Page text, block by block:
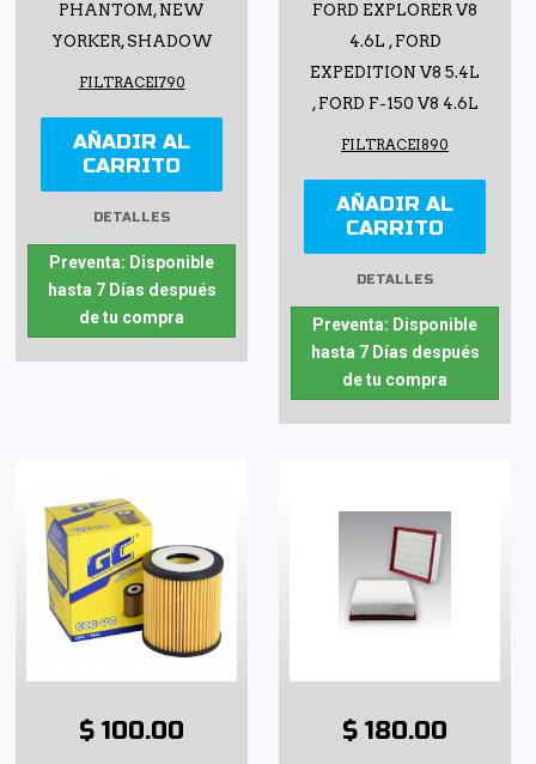
PHANTOM, NEW
YORKER, SHADOW
FILTRACEI790
AÑADIR AL
CARRITO
DETALLES
Preventa: Disponible
hasta 7 Días después
de tu compra
FORD EXPLORER V8
4.6L , FORD
EXPEDITION V8 5.4L
, FORD F-150 V8 4.6L
FILTRACEI890
AÑADIR AL
CARRITO
DETALLES
Preventa: Disponible
hasta 7 Días después
de tu compra
$ 100.00 $ 180.00